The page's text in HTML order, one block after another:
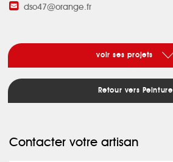
dso47@orange.fr
voir ses projets
Retour vers Peinture
Contacter votre artisan